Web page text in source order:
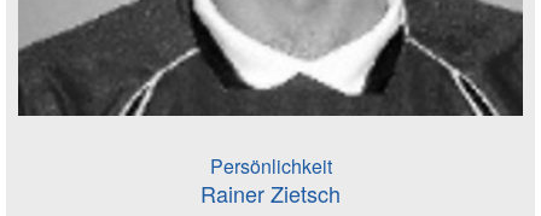
Persönlichkeit
Rainer Zietsch